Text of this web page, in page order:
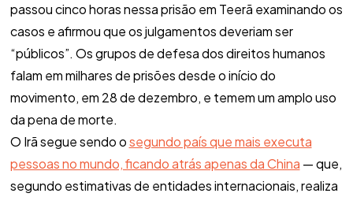
passou cinco horas nessa prisão em Teerã examinando os
casos e afirmou que os julgamentos deveriam ser
“públicos”. Os grupos de defesa dos direitos humanos
falam em milhares de prisões desde o início do
movimento, em 28 de dezembro, e temem um amplo uso
da pena de morte.
O Irã segue sendo osegundo país que mais executa
pessoas no mundo, ficando atrás apenas da China — que,
segundo estimativas de entidades internacionais, realiza